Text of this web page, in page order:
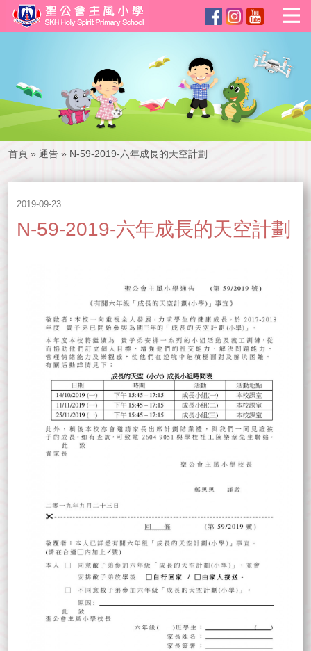
首頁 » 通告 » N-59-2019-六年成長的天空計劃
2019-09-23
N-59-2019-六年成長的天空計劃